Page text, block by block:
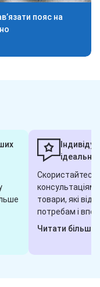
пояс на
Скористайтеся
товари, які
потребам і
завжди готові
Читати більше